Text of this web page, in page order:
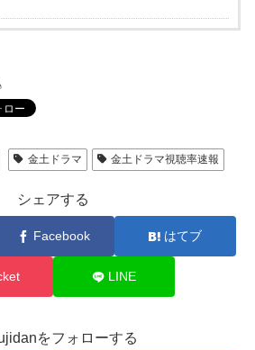
金土ドラマ 金土ドラマ視聴率速報
シェアする
Facebook はてブ
LINE
をフォローする